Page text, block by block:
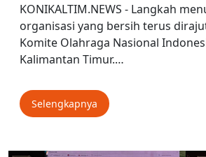
KONIKALTIM.NEWS - Langkah
organisasi yang bersih terus
Komite Olahraga Nasional
Kalimantan Timur.…
Selengkapnya